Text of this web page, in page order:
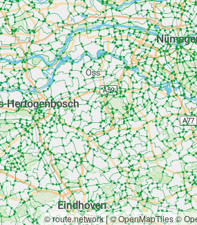
© route.network|© OpenMapTiles©